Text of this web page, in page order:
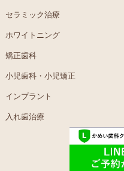
セラミック治療
ホワイトニング
矯正歯科
小児歯科・小児矯正
インプラント
入れ歯治療